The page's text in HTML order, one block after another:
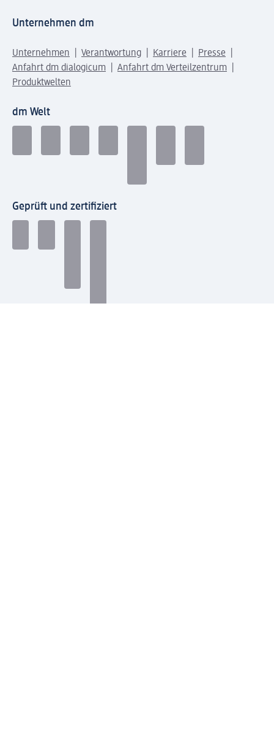
Unternehmen dm
Unternehmen Verantwortung Karriere
Presse
Anfahrt dm dialogicum
Anfahrt dm Verteilzentrum
Produktwelten
dm Welt
Geprüft und zertifiziert